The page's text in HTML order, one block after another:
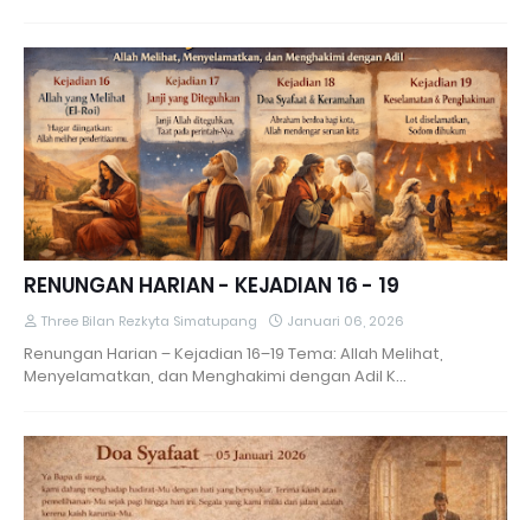
RENUNGAN HARIAN - KEJADIAN 16 - 19
Three Bilan Rezkyta Simatupang Januari 06, 2026
Renungan Harian – Kejadian 16–19 Tema: Allah Melihat,
Menyelamatkan, dan Menghakimi dengan Adil K…